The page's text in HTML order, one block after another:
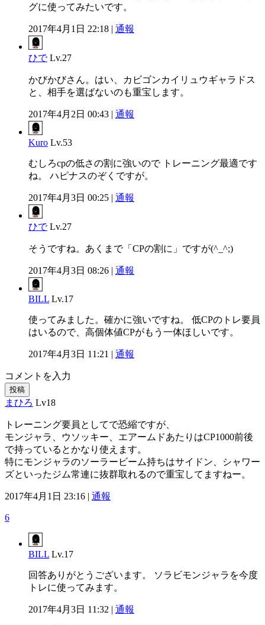
グに使ってみたいです。
2017年4月1日 22:18 | 通報
ひで Lv.27
かびかびさん。はい、カビゴンカイリュウギャラドス
と、相手を選ばないのも重宝します。
2017年4月2日 00:43 | 通報
Kuro Lv.53
むしろcpの低さの割に強いので トレーニング最適です
ね。 ハピナスのぞくですが。
2017年4月3日 00:25 | 通報
ひで Lv.27
そうですね。あくまで「CPの割に」ですが(^_^;)
2017年4月3日 08:26 | 通報
BILL Lv.17
使ってみました。確かに強いですね。 低CPのトレ要員
はいるので、高個体値CPがもう一体ほしいです。
2017年4月3日 11:21 | 通報
コメントを入力
投稿
まひろ Lv18
トレーニング要員としてで恐縮ですが、
モンジャラ、ウソッキー、エアームドあたりはCP1000前後
で持っているとかなり使えます。
特にモンジャラのソーラービーム持ちはサイドン、シャワー
ズといったジム常連に抜群取れるので重宝してますねー。
2017年4月1日 23:16 | 通報
6
BILL Lv.17
回答ありがとうございます。 ソラビモンジャラを今度
トレに使ってみます。
2017年4月3日 11:32 | 通報